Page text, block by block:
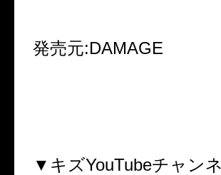
発売元:DAMAGE
▼キズYouTubeチャン